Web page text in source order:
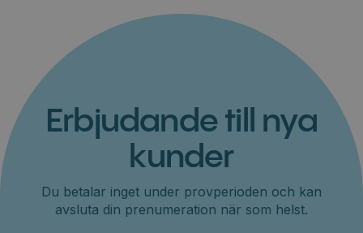
Erbjudande till nya
kunder
Du betalar inget under provperioden och kan
avsluta din prenumeration när som helst.